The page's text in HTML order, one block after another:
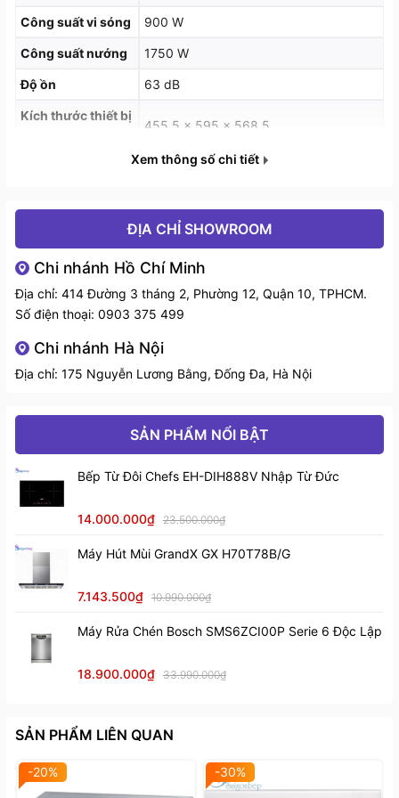
ngoài, loại bỏ rủi ro thức ăn bị cháy bên ngoài nhưng
Bản lề cửa được trang bị lò xo khí đặc biệt để làm
chậm cửa lò ngay trước khi đóng lại. Với tính năng
này, bạn sẽ dễ dàng kéo ra đóng lại cửa một cách êm
ái và an toàn khi sử dụng.
Công suất vi sóng 900 W
Công suất nướng 1750 W
Độ ồn 63 dB
Kích thước thiết bị
455.5 × 595 × 568.5
Xem thông số chi tiết
ĐỊA CHỈ SHOWROOM
Chi nhánh Hồ Chí Minh
Địa chỉ: 414 Đường 3 tháng 2, Phường 12, Quận 10, TPHCM.
Số điện thoại: 0903 375 499
Chi nhánh Hà Nội
Địa chỉ: 175 Nguyễn Lương Bằng, Đống Đa, Hà Nội
SẢN PHẨM NỔI BẬT
Bếp Từ Đôi Chefs EH-DIH888V Nhập Từ Đức
14.000.000₫ 23.500.000₫
Máy Hút Mùi GrandX GX H70T78B/G
7.143.500₫ 10.990.000₫
Máy Rửa Chén Bosch SMS6ZCI00P Serie 6 Độc Lập
18.900.000₫ 33.990.000₫
SẢN PHẨM LIÊN QUAN
-20% -30%